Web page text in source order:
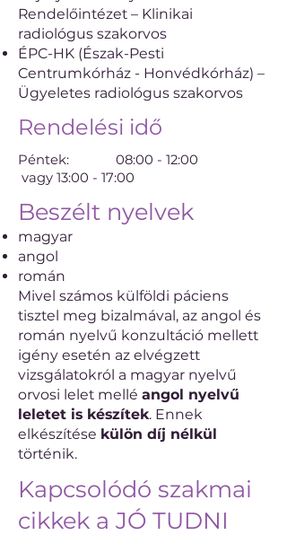
Rendelőintézet – Klinikai
radiológus szakorvos
ÉPC-HK (Észak-Pesti
Centrumkórház - Honvédkórház) –
Ügyeletes radiológus szakorvos
Rendelési idő
Péntek: 08:00 - 12:00
vagy 13:00 - 17:00
Beszélt nyelvek
magyar
angol
román
Mivel számos külföldi páciens
tisztel meg bizalmával, az angol és
román nyelvű konzultáció mellett
igény esetén az elvégzett
vizsgálatokról a magyar nyelvű
orvosi lelet mellé angol nyelvű
leletet is készítek. Ennek
elkészítése külön díj nélkül
történik.
Kapcsolódó szakmai
cikkek a JÓ TUDNI